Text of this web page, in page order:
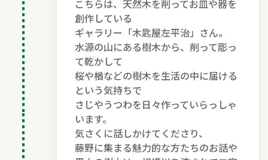
こちらは、天然木を削ってお皿や器を
創作している
ギャラリー「木匙屋左平治」さん。
水源の山にある樹木から、削って彫っ
て乾かして
桜や楢などの樹木を生活の中に届ける
という気持ちで
さじやうつわを日々作っていらっしゃ
います。
気さくに話しかけてくださり、
藤野に集まる魅力的な方たちのお話や